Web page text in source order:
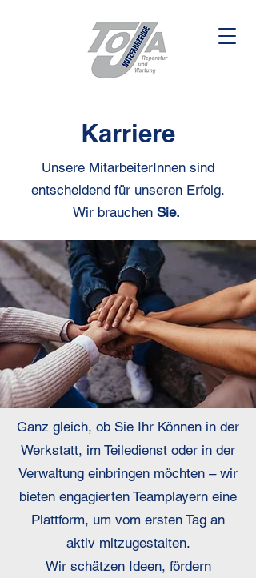
Karriere
Unsere MitarbeiterInnen sind
entscheidend für unseren Erfolg.
Wir brauchen Sie.
Ganz gleich, ob Sie Ihr Können in der
Werkstatt, im Teiledienst oder in der
Verwaltung einbringen möchten – wir
bieten engagierten Teamplayern eine
Plattform, um vom ersten Tag an
aktiv mitzugestalten.
Wir schätzen Ideen, fördern